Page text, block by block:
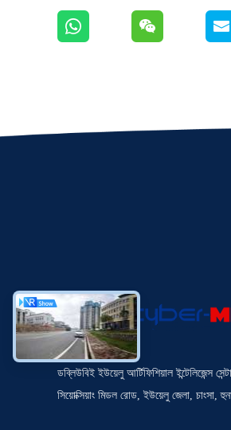
ডব্লিউবিই ইউয়েলু আর্টিফিশিয়াল ইন্টেলিজেন্স
সিয়োক্সিয়াং মিডল রোড, ইউয়েলু জেলা, চাংসা,